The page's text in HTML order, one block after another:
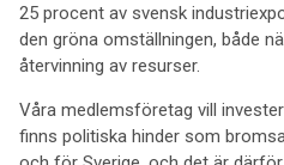
25 procent av svensk
den gröna omställningen, både
återvinning av resurser.
Våra medlemsföretag vill
finns politiska hinder som